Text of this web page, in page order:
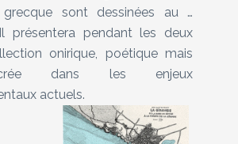
sont dessinées au …
présentera pendant les deux
onirique, poétique mais
dans les enjeux
actuels.